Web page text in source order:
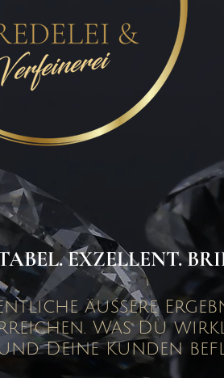
EXZELLENT.
äußere
Was Du
Deine Kunden